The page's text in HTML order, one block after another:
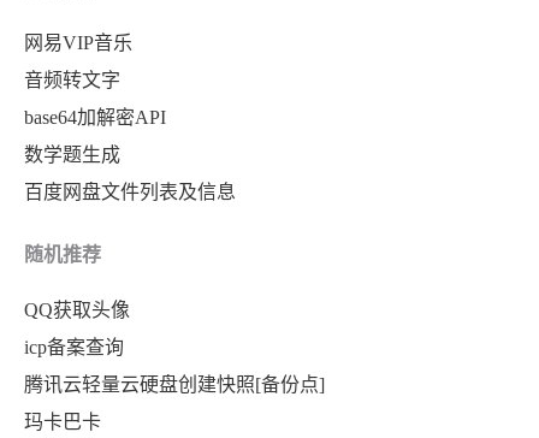
网易VIP音乐
音频转文字
base64加解密API
数学题生成
百度网盘文件列表及信息
随机推荐
QQ获取头像
icp备案查询
腾讯云轻量云硬盘创建快照[备份点]
玛卡巴卡